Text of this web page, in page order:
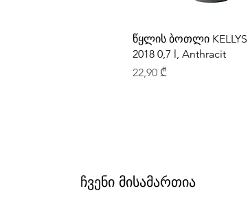
წყლის ბოთლი KELLYS
2018 0,7 l, Anthracit
Price
22,90 ₾
ჩვენი მისამართია